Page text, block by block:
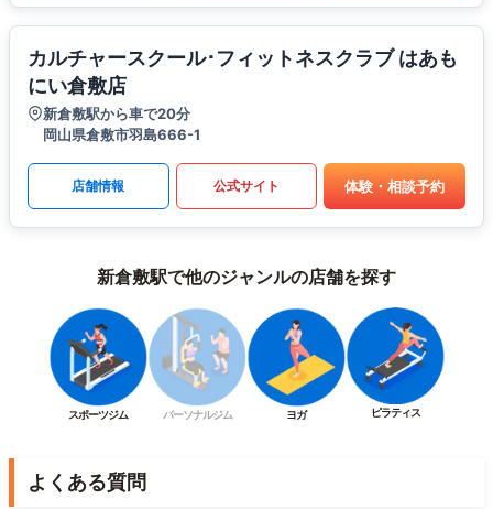
カルチャースクール･フィットネスクラブ はあも
にい倉敷店
新倉敷駅から車で20分
岡山県倉敷市羽島666-1
店舗情報 公式サイト 体験・相談予約
新倉敷駅で他のジャンルの店舗を探す
スポーツジム パーソナルジム ヨガ ピラティス
よくある質問